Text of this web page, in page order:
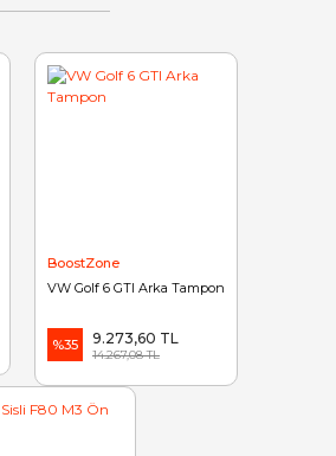
BoostZone
VW Golf 6 GTI Arka Tampon
%35 9.273,60 TL
14.267,08 TL